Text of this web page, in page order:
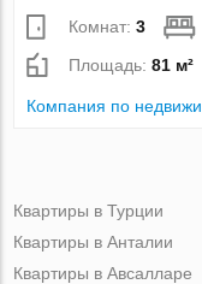
Комнат:3
Площадь:81 м²
Компания по
Квартиры в Турции
Квартиры в Анталии
Квартиры в Авсалларе